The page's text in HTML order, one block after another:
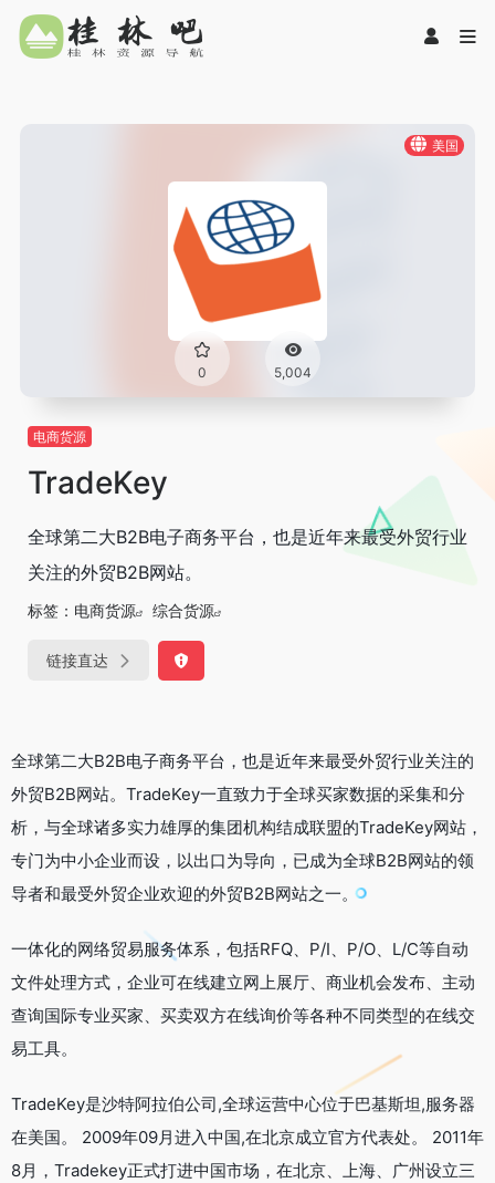
美国
0 5,004
电商货源
TradeKey
全球第二大B2B电子商务平台，也是近年来最受外贸行业
关注的外贸B2B网站。
标签： 电商货源 综合货源
链接直达
全球第二大B2B电子商务平台，也是近年来最受外贸行业关注的
外贸B2B网站。TradeKey一直致力于全球买家数据的采集和分
析，与全球诸多实力雄厚的集团机构结成联盟的TradeKey网站，
专门为中小企业而设，以出口为导向，已成为全球B2B网站的领
导者和最受外贸企业欢迎的外贸B2B网站之一。
一体化的网络贸易服务体系，包括RFQ、P/I、P/O、L/C等自动
文件处理方式，企业可在线建立网上展厅、商业机会发布、主动
查询国际专业买家、买卖双方在线询价等各种不同类型的在线交
易工具。
TradeKey是沙特阿拉伯公司,全球运营中心位于巴基斯坦,服务器
在美国。 2009年09月进入中国,在北京成立官方代表处。 2011年
8月，Tradekey正式打进中国市场，在北京、上海、广州设立三